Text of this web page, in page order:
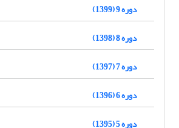
دوره 9 (1399)
دوره 8 (1398)
دوره 7 (1397)
دوره 6 (1396)
دوره 5 (1395)